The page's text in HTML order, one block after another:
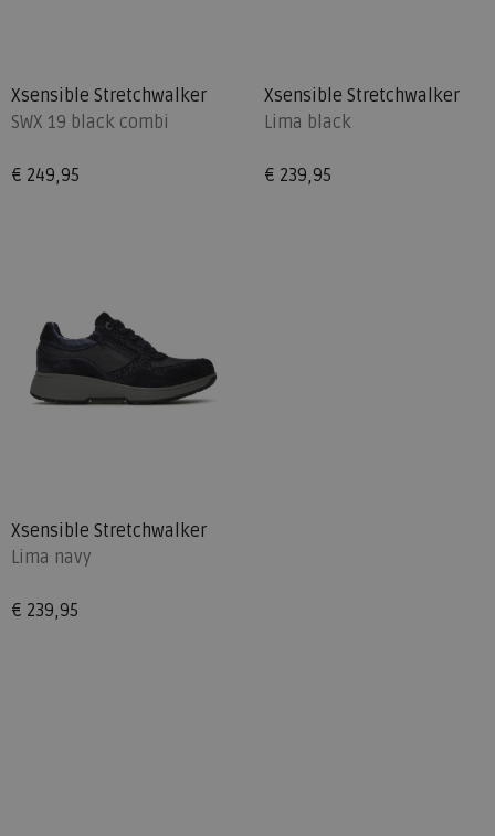
Xsensible Stretchwalker
SWX 19 black combi
€ 249,95
Xsensible Stretchwalker
Lima black
€ 239,95
Xsensible Stretchwalker
Lima navy
€ 239,95